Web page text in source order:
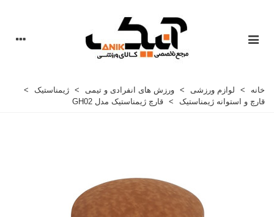
خانه > لوازم ورزشی > ورزش های انفرادی و تیمی > ژیمناستیک
>
قارچ و استوانه ژیمناستیک
> قارچ ژیمناستیک مدل GH02